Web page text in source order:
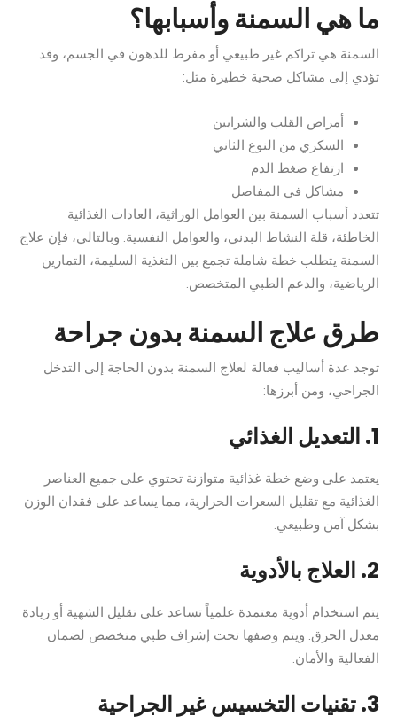
ما هي السمنة وأسبابها؟
السمنة هي تراكم غير طبيعي أو مفرط للدهون في الجسم، وقد
تؤدي إلى مشاكل صحية خطيرة مثل:
أمراض القلب والشرايين
السكري من النوع الثاني
ارتفاع ضغط الدم
مشاكل في المفاصل
تتعدد أسباب السمنة بين العوامل الوراثية، العادات الغذائية
الخاطئة، قلة النشاط البدني، والعوامل النفسية. وبالتالي، فإن علاج
السمنة يتطلب خطة شاملة تجمع بين التغذية السليمة، التمارين
الرياضية، والدعم الطبي المتخصص.
طرق علاج السمنة بدون جراحة
توجد عدة أساليب فعالة لعلاج السمنة بدون الحاجة إلى التدخل
الجراحي، ومن أبرزها:
1. التعديل الغذائي
يعتمد على وضع خطة غذائية متوازنة تحتوي على جميع العناصر
الغذائية مع تقليل السعرات الحرارية، مما يساعد على فقدان الوزن
بشكل آمن وطبيعي.
2. العلاج بالأدوية
يتم استخدام أدوية معتمدة علمياً تساعد على تقليل الشهية أو زيادة
معدل الحرق. ويتم وصفها تحت إشراف طبي متخصص لضمان
الفعالية والأمان.
3. تقنيات التخسيس غير الجراحية